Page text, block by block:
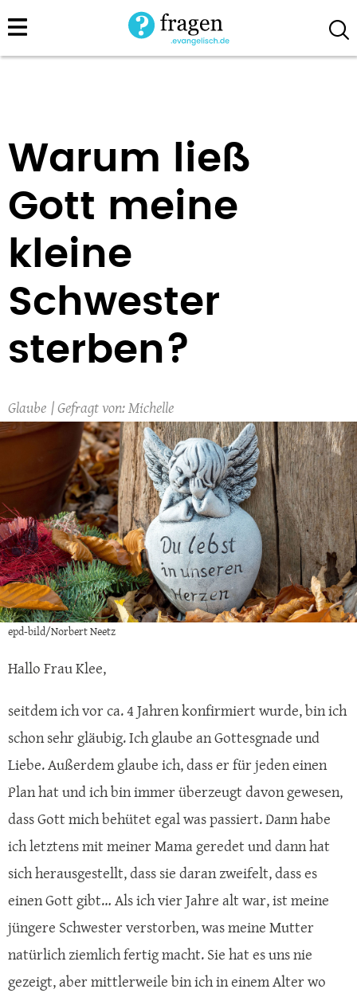
Direkt
zum
Warum ließ
Gott meine
kleine
Schwester
sterben?
Glaube Michelle
epd-bild/Norbert Neetz
Hallo Frau Klee,
seitdem ich vor ca. 4 Jahren konfirmiert wurde, bin ich
schon sehr gläubig. Ich glaube an Gottesgnade und
Liebe. Außerdem glaube ich, dass er für jeden einen
Plan hat und ich bin immer überzeugt davon gewesen,
dass Gott mich behütet egal was passiert. Dann habe
ich letztens mit meiner Mama geredet und dann hat
sich herausgestellt, dass sie daran zweifelt, dass es
einen Gott gibt… Als ich vier Jahre alt war, ist meine
jüngere Schwester verstorben, was meine Mutter
natürlich ziemlich fertig macht. Sie hat es uns nie
gezeigt, aber mittlerweile bin ich in einem Alter wo